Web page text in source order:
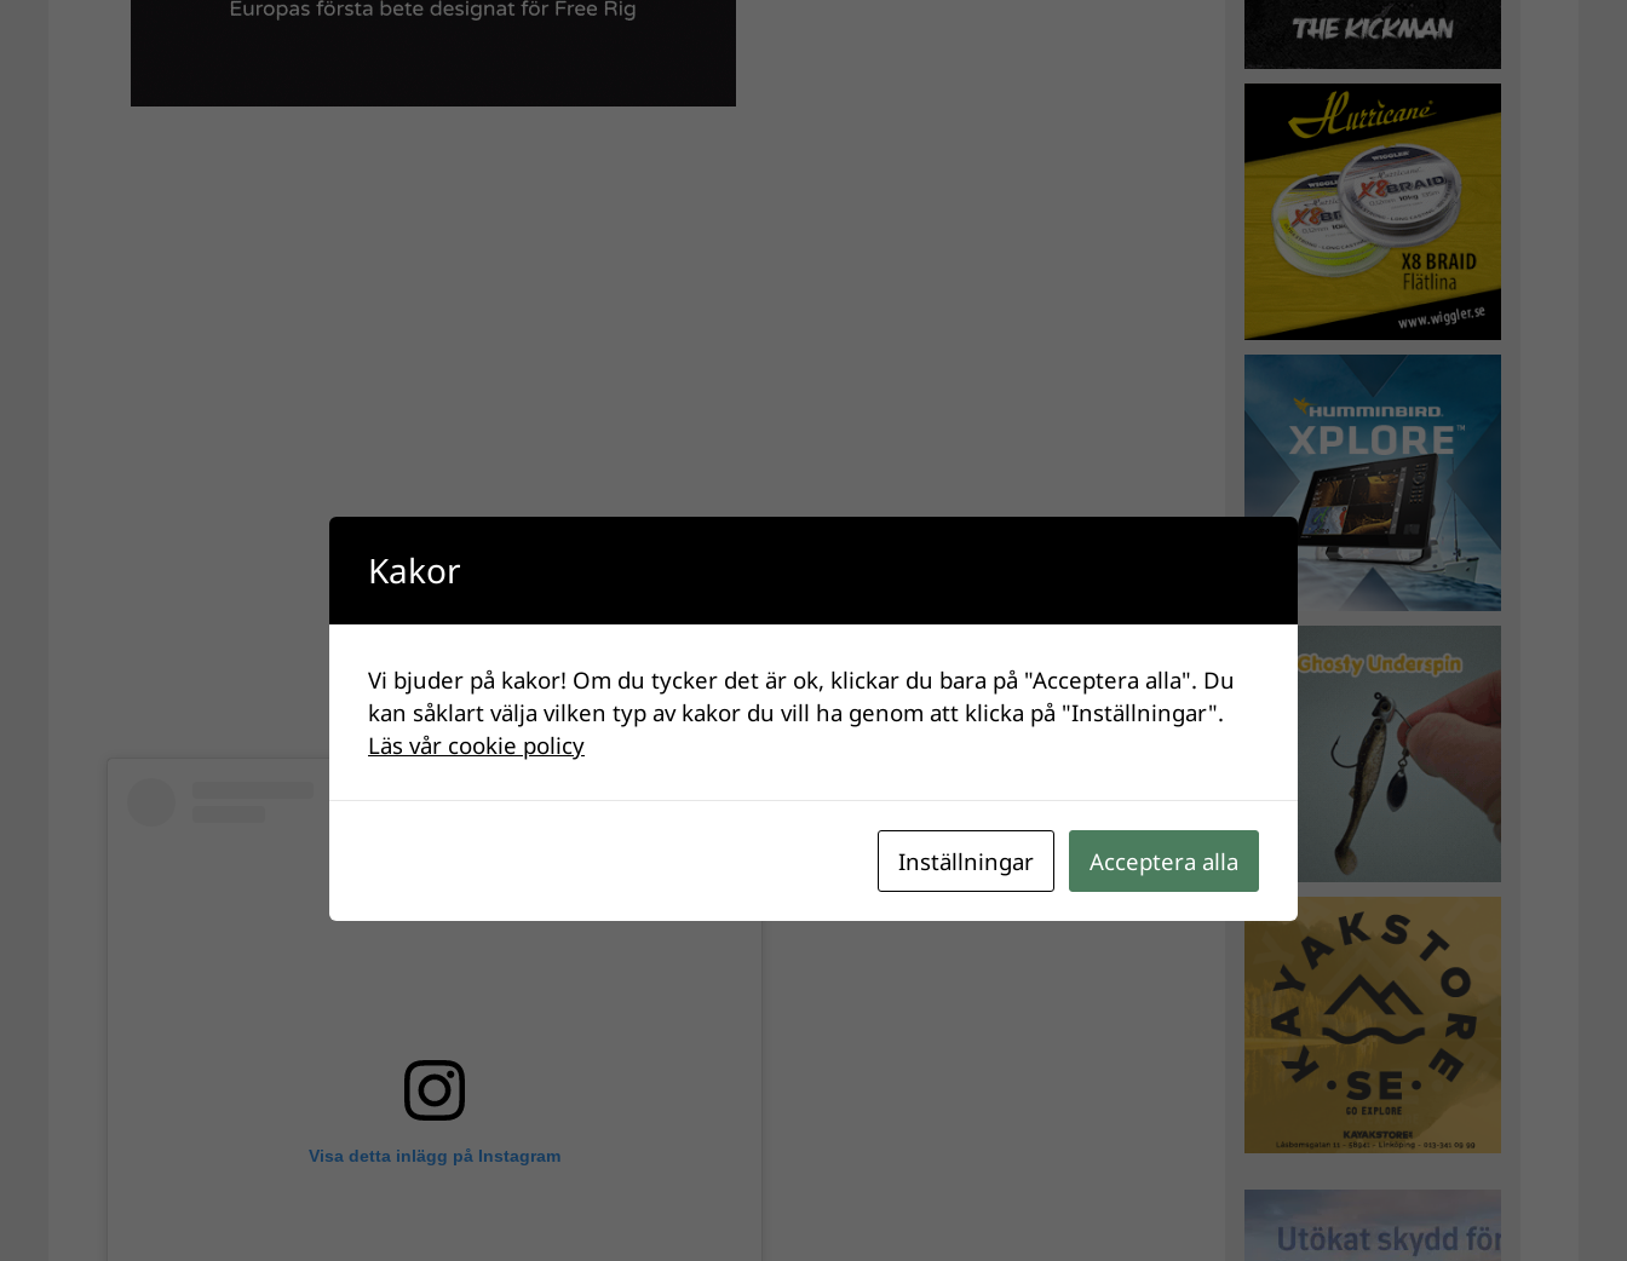
Visa detta inlägg på Instagram
Kakor
Vi bjuder på kakor! Om du tycker det är ok, klickar du bara på "Acceptera alla". Du
kan såklart välja vilken typ av kakor du vill ha genom att klicka på "Inställningar".
Läs vår cookie policy
Inställningar Acceptera alla